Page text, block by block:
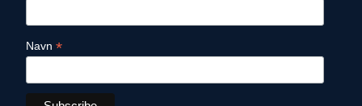
Navn *